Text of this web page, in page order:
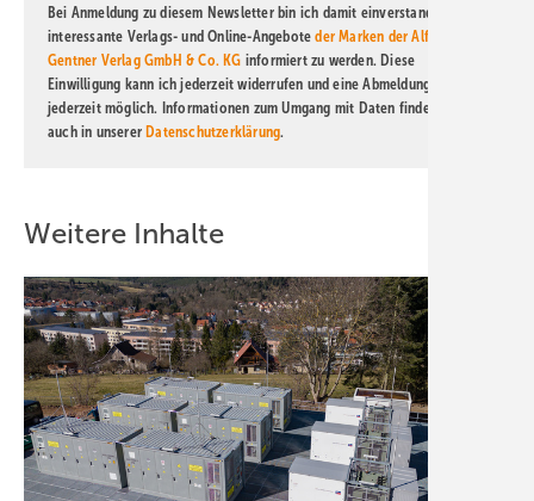
Bei Anmeldung zu diesem Newsletter bin ich damit einverstanden, über
interessante Verlags- und Online-Angeboteder Marken der Alfons W.
Gentner Verlag GmbH & Co. KG informiert zu werden. Diese
Einwilligung kann ich jederzeit widerrufen und eine Abmeldung ist
jederzeit möglich. Informationen zum Umgang mit Daten finden Sie
auch in unserer Datenschutzerklärung.
Weitere Inhalte